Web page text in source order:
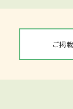
ご掲